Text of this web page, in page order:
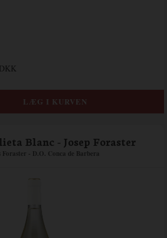
Blanc - Josep Foraster
Foraster - D.O. Conca de Barbera